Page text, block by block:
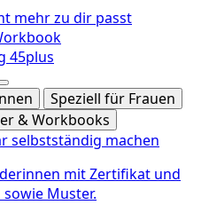
mehr zu dir passt
45plus
Speziell für Frauen
& Workbooks
selbstständig machen
mit Zertifikat und
Muster.